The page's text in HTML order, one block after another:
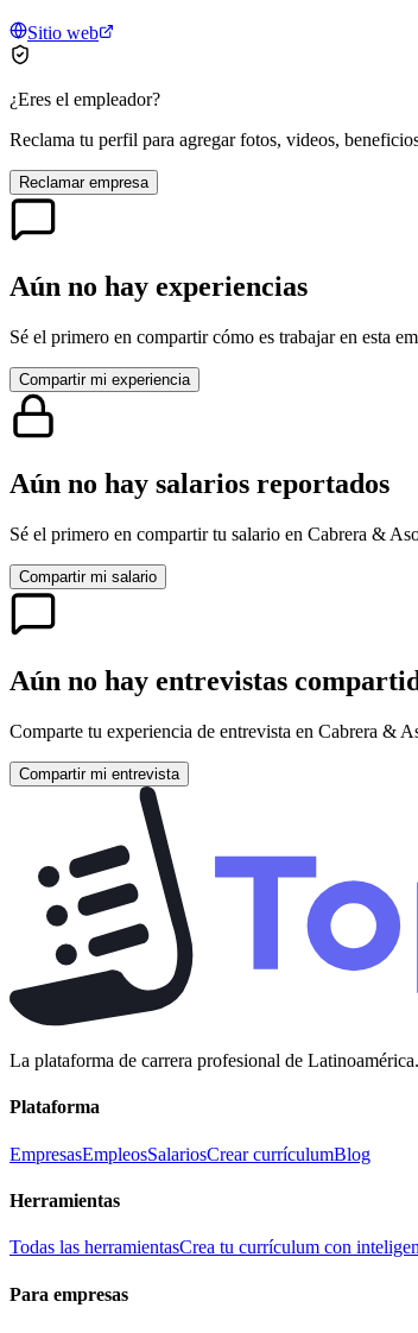
Sitio web
¿Eres el empleador?
Reclama tu perfil para agregar fotos, videos,
Reclamar empresa
Aún no hay experiencias
Sé el primero en compartir cómo es trabajar en esta
Compartir mi experiencia
Aún no hay salarios reportados
Sé el primero en compartir tu salario en Cabrera &
Compartir mi salario
Aún no hay entrevistas
Comparte tu experiencia de entrevista en Cabrera &
Compartir mi entrevista
La plataforma de carrera profesional de
Plataforma
EmpresasEmpleosSalariosCrear currículumBlog
Herramientas
Todas las herramientasCrea tu currículum con
Para empresas